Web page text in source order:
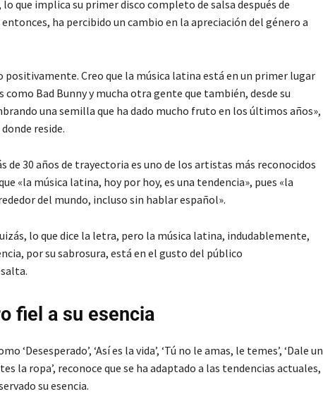
que implica su primer disco completo de salsa después de
entonces, ha percibido un cambio en la apreciación del género a
positivamente. Creo que la música latina está en un primer lugar
como Bad Bunny y mucha otra gente que también, desde su
una semilla que ha dado mucho fruto en los últimos años»,
reside.
de 30 años de trayectoria es uno de los artistas más reconocidos
«la música latina, hoy por hoy, es una tendencia», pues «la
del mundo, incluso sin hablar español».
lo que dice la letra, pero la música latina, indudablemente,
por su sabrosura, está en el gusto del público
fiel a su esencia
‘Desesperado’, ‘Así es la vida’, ‘Tú no le amas, le temes’, ‘Dale un
la ropa’, reconoce que se ha adaptado a las tendencias actuales,
su esencia.